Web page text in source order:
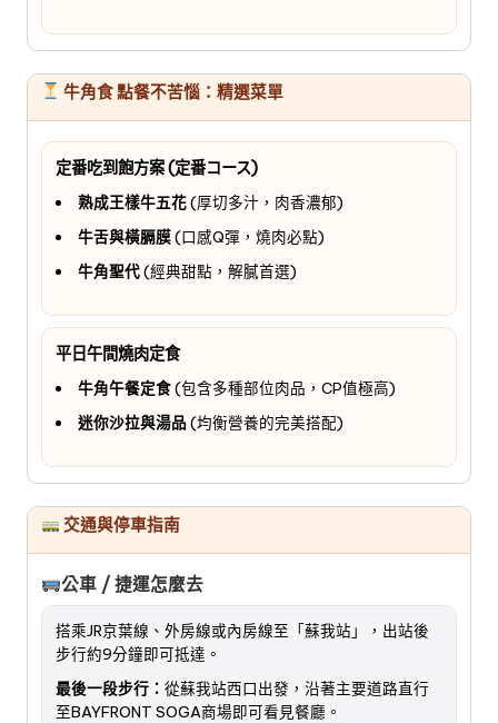
牛角食 點餐不苦惱：精選菜單
定番吃到飽方案 (定番コース)
熟成王樣牛五花(厚切多汁，肉香濃郁)
牛舌與橫膈膜(口感Q彈，燒肉必點)
牛角聖代(經典甜點，解膩首選)
平日午間燒肉定食
牛角午餐定食(包含多種部位肉品，CP值極高)
迷你沙拉與湯品(均衡營養的完美搭配)
交通與停車指南
公車 / 捷運怎麼去
搭乘JR京葉線、外房線或內房線至「蘇我站」，出站後
步行約9分鐘即可抵達。
最後一段步行： 從蘇我站西口出發，沿著主要道路直行
至BAYFRONT SOGA商場即可看見餐廳。